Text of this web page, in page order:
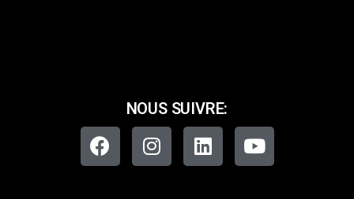
NOUS SUIVRE: